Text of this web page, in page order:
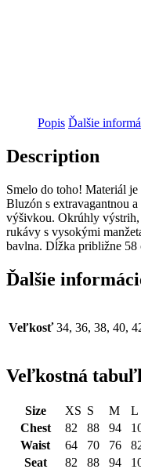
Popis Ďalšie
Description
Smelo do toho! Materiál
Bluzón s extravagantnou
výšivkou. Okrúhly výstrih,
rukávy s vysokými
bavlna. Dĺžka približne 58
Ďalšie
Veľkosť 34, 36, 38, 40,
Veľkostná
Size XS S M L
Chest
82 88 94
Waist
64 70 76
Seat
82 88 94